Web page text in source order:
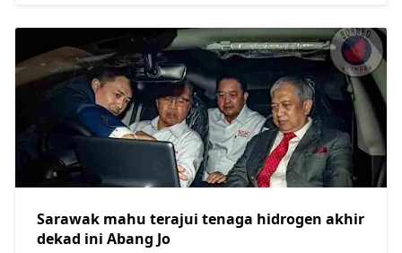
Sarawak mahu terajui tenaga hidrogen akhir
dekad ini Abang Jo